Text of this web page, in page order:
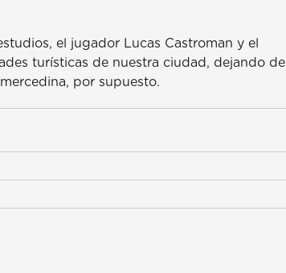
el jugador Lucas Castroman y el
turísticas de nuestra ciudad, dejando de
por supuesto.